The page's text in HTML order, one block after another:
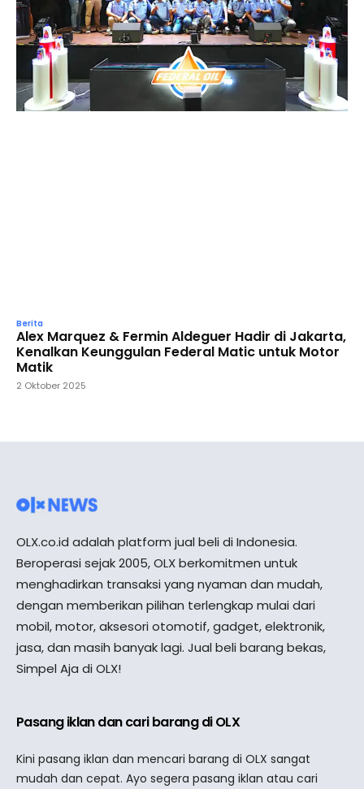
Berita
Alex Marquez & Fermin Aldeguer Hadir di Jakarta,
Kenalkan Keunggulan Federal Matic untuk Motor
Matik
2 Oktober 2025
OLX.co.id adalah platform jual beli di Indonesia.
Beroperasi sejak 2005, OLX berkomitmen untuk
menghadirkan transaksi yang nyaman dan mudah,
dengan memberikan pilihan terlengkap mulai dari
mobil, motor, aksesori otomotif, gadget, elektronik,
jasa, dan masih banyak lagi. Jual beli barang bekas,
Simpel Aja di OLX!
Pasang iklan dan cari barang di OLX
Kini pasang iklan dan mencari barang di OLX sangat
mudah dan cepat. Ayo segera pasang iklan atau cari